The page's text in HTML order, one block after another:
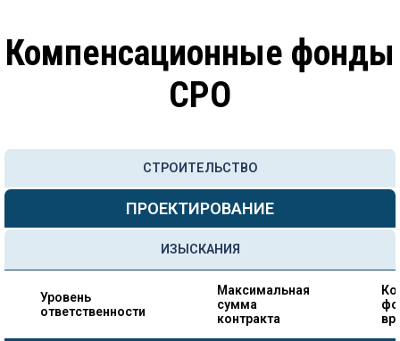
Компенсационные фонды
СРО
СТРОИТЕЛЬСТВО
ПРОЕКТИРОВАНИЕ
ИЗЫСКАНИЯ
Уровень
ответственности
Максимальная
сумма
контракта